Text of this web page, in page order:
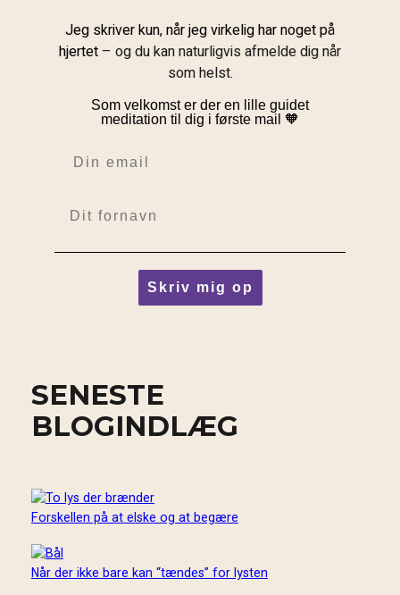
Jeg skriver kun, når jeg virkelig har noget på
hjertet – og du kan naturligvis afmelde dig når
som helst.
Som velkomst er der en lille guidet
meditation til dig i første mail 🧡
Skriv mig op
SENESTE
BLOGINDLÆG
Forskellen på at elske og at begære
Når der ikke bare kan “tændes” for lysten